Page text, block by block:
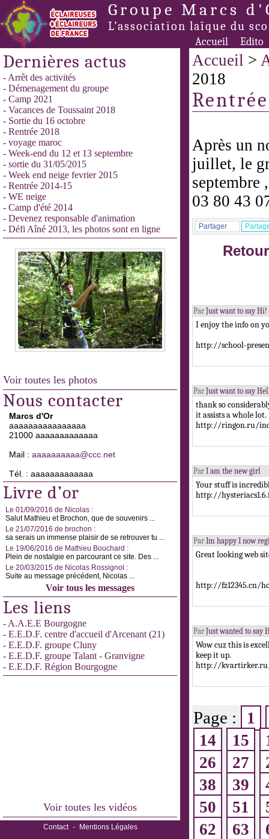
Groupe Marcs
L’association laïque du
Accueil Edito
Dernières actus
- Arrêt des activités
- Démenagement du groupe
- Camp 2021
- Vacances de Toussaint 2018
- Sortie du 16 octobre
- Rentrée 2018
- voyage maroc
- Week-end du 12 et 13 septembre
- sortie du 31/05/2015
- Week end neige fevrier 2015
- Rentrée 2014-15
- WE neige
- Camp d'été 2014
- Devenez responsable d'animation
- Défi Aîné 2013, les photos sont en ligne
Voir toutes les photos
Nous contacter
Marcs d'Or
aaaaaaaaaaaaaaaa
21000 aaaaaaaaaaaaa
Mail : aaaaaaaaaa@ccc.net
Tél. : aaaaaaaaaaaaa
Livre d’or
Le 01/09/2016 de Nicolas :
Salut Mathieu et Brochon, que de souvenirs ...
Le 21/07/2016 de brochon :
sa serais un immense plaisir de se retrouver tu ...
Le 19/06/2016 de Mathieu Bouchard :
Plein de nostalgie en parcourant ce site. Des ...
Le 20/03/2015 de Nicolas Rossignol :
Suite au message précédent, Nicolas ...
Voir tous les messages
Les liens
- A.A.E.E Bourgogne
- E.E.D.F. centre d'accueil d'Arcenant (21)
- E.E.D.F. groupe Cluny
- E.E.D.F. groupe Talant - Granvigne
- E.E.D.F. Région Bourgogne
Voir toutes les vidéos
Contact - Mentions Légales
Accueil >
2018
Après un
juillet, le
septembre
03 80 43
Partager
Par Just want to say Hi!
I enjoy the info on
http://school-
Par Just want to say
thank so
it assists a whole lot.
http://ringon.ru/
Par I am the new girl
Your stuff is
http://
Par Im happy I now
Great looking web
http://fz12345.cn/
Par Just wanted to say
Wow cuz this is
keep it up.
http://
Page :
1
14
15
26
27
38
39
50
51
62
63